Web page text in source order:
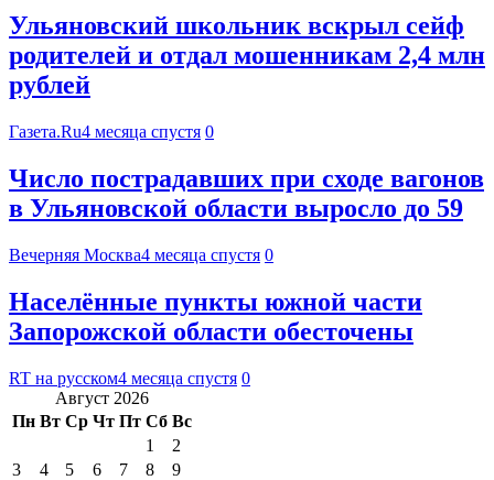
Ульяновский школьник вскрыл сейф
родителей и отдал мошенникам 2,4 млн
рублей
Газета.Ru4 месяца спустя 0
Число пострадавших при сходе вагонов
в Ульяновской области выросло до 59
Вечерняя Москва4 месяца спустя 0
Населённые пункты южной части
Запорожской области обесточены
RT на русском4 месяца спустя 0
Август 2026
Пн Вт Ср Чт Пт Сб Вс
1
2
3
4 5 6 7 8
9